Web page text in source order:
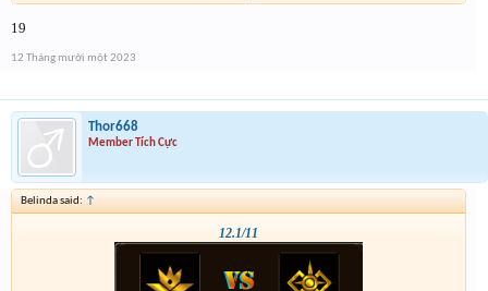
19
12 Tháng mười một 2023
Thor668
Member Tích Cực
Belinda said: ↑
12.1/11